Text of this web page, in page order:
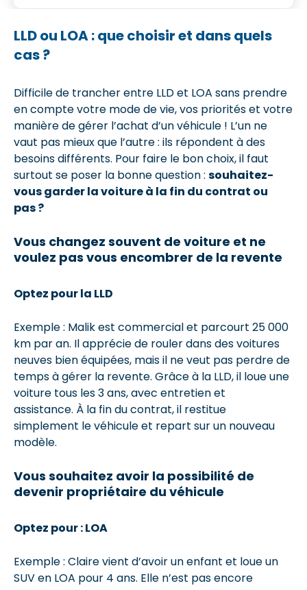
LLD ou LOA : que choisir et dans quels
cas ?
Difficile de trancher entre LLD et LOA sans prendre
en compte votre mode de vie, vos priorités et votre
manière de gérer l’achat d’un véhicule ! L’un ne
vaut pas mieux que l’autre : ils répondent à des
besoins différents. Pour faire le bon choix, il faut
surtout se poser la bonne question : souhaitez-
vous garder la voiture à la fin du contrat ou
pas ?
Vous changez souvent de voiture et ne
voulez pas vous encombrer de la revente
Optez pour la LLD
Exemple : Malik est commercial et parcourt 25 000
km par an. Il apprécie de rouler dans des voitures
neuves bien équipées, mais il ne veut pas perdre de
temps à gérer la revente. Grâce à la LLD, il loue une
voiture tous les 3 ans, avec entretien et
assistance. À la fin du contrat, il restitue
simplement le véhicule et repart sur un nouveau
modèle.
Vous souhaitez avoir la possibilité de
devenir propriétaire du véhicule
Optez pour : LOA
Exemple : Claire vient d’avoir un enfant et loue un
SUV en LOA pour 4 ans. Elle n’est pas encore